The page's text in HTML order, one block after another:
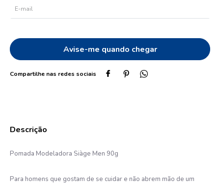
Pomada Modeladora Siàge Men 90g
Para homens que gostam de se cuidar e não abrem mão de um